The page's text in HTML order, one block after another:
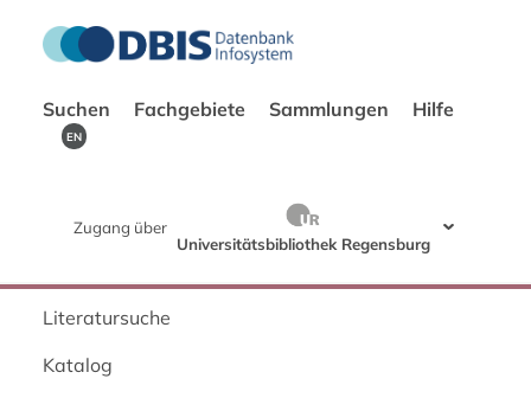
Suchen Fachgebiete Sammlungen Hilfe
EN
Zugang über
Universitätsbibliothek Regensburg
Literatursuche
Katalog